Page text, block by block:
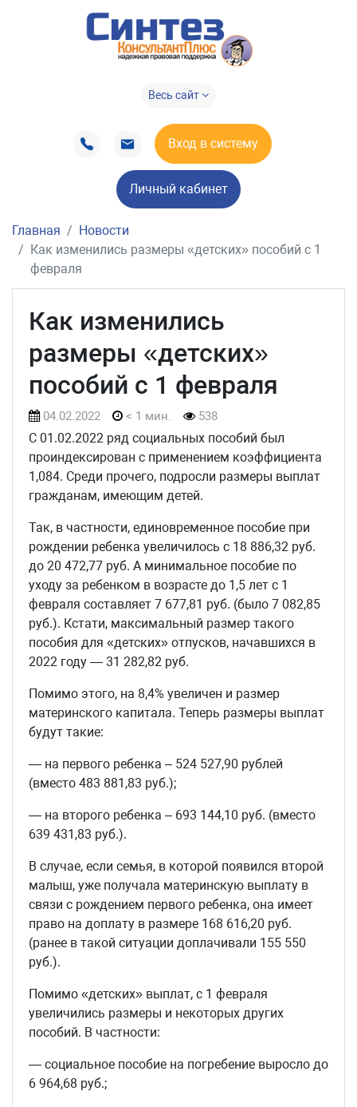
Весь сайт
Вход в систему
Личный кабинет
Главная
Новости
Как изменились размеры «детских» пособий с 1
февраля
Как изменились
размеры «детских»
пособий с 1 февраля
04.02.2022 < 1 мин. 538
С 01.02.2022 ряд социальных пособий был
проиндексирован с применением коэффициента
1,084. Среди прочего, подросли размеры выплат
гражданам, имеющим детей.
Так, в частности, единовременное пособие при
рождении ребенка увеличилось с 18 886,32 руб.
до 20 472,77 руб. А минимальное пособие по
уходу за ребенком в возрасте до 1,5 лет с 1
февраля составляет 7 677,81 руб. (было 7 082,85
руб.). Кстати, максимальный размер такого
пособия для «детских» отпусков, начавшихся в
2022 году — 31 282,82 руб.
Помимо этого, на 8,4% увеличен и размер
материнского капитала. Теперь размеры выплат
будут такие:
— на первого ребенка – 524 527,90 рублей
(вместо 483 881,83 руб.);
— на второго ребенка – 693 144,10 руб. (вместо
639 431,83 руб.).
В случае, если семья, в которой появился второй
малыш, уже получала материнскую выплату в
связи с рождением первого ребенка, она имеет
право на доплату в размере 168 616,20 руб.
(ранее в такой ситуации доплачивали 155 550
руб.).
Помимо «детских» выплат, с 1 февраля
увеличились размеры и некоторых других
пособий. В частности:
— социальное пособие на погребение выросло до
6 964,68 руб.;